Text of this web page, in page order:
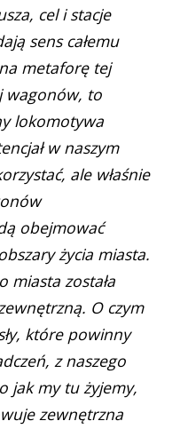
cel i stacje
sens całemu
metaforę tej
wagonów, to
lokomotywa
w naszym
ale właśnie
obejmować
życia miasta.
miasta została
O czym
które powinny
z naszego
jak my tu żyjemy,
zewnętrzna